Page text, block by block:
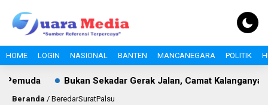
HOME LOGIN NASIONAL BANTEN MANCANEGARA POLITIK
Bukan Sekadar Gerak Jalan, Camat Kalanganyar
Beranda / BeredarSuratPalsu